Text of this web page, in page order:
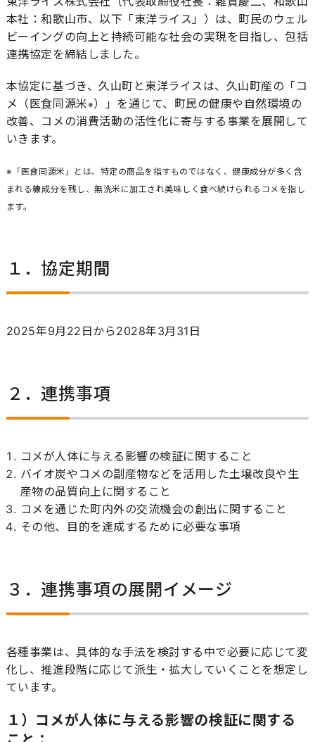
本社：和歌山市、以下「東洋ライス」）は、町民のウェル
ビーイングの向上と持続可能な社会の実現を目指し、包括
連携協定を締結しました。
本協定に基づき、久山町と東洋ライスは、久山町産の「コ
メ（医食同源米※）」を通じて、町民の健康や自然環境の
改善、コメの消費活動の活性化に寄与する事業を展開して
いきます。
※「医食同源米」とは、特定の商品を指すものではなく、健康成分が多く含
まれる糠成分を残し、無洗米に加工され美味しく食べ続けられるコメを指し
ます。
１．協定期間
2025年9月22日から2028年3月31日
２．連携事項
コメが人体に与える影響の検証に関すること
バイオ炭やコメの副産物などを活用した土壌改良や生
産物の品質向上に関すること
コメを通じた町内外の交流機会の創出に関すること
その他、目的を達成するために必要な事項
３．連携事項の展開イメージ
各種事業は、具体的な手法を検討する中で必要に応じて変
化し、推進段階に応じて派生・拡大していくことを想定し
ています。
１）コメが人体に与える影響の検証に関する